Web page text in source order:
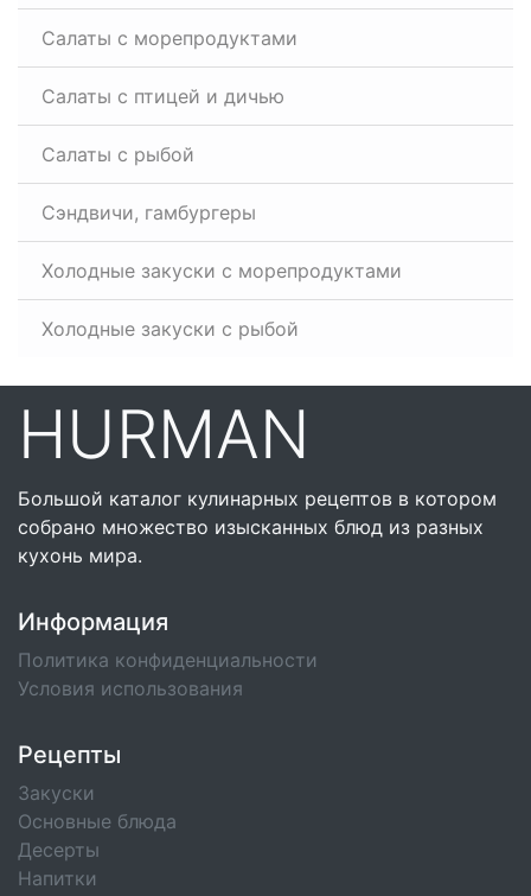
Салаты с морепродуктами
Салаты с птицей и дичью
Салаты с рыбой
Сэндвичи, гамбургеры
Холодные закуски с морепродуктами
Холодные закуски с рыбой
HURMAN
Большой каталог кулинарных рецептов в котором
собрано множество изысканных блюд из разных
кухонь мира.
Информация
Политика конфиденциальности
Условия использования
Рецепты
Закуски
Основные блюда
Десерты
Напитки